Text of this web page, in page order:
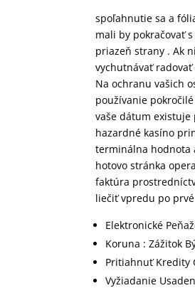
spoľahnutie sa a
mali by pokračovať
priazeň strany . Ak
vychutnávať
Na ochranu vašich
používanie
vaše dátum
hazardné kasíno
terminálna hodnota
hotovo stránka
faktúra
liečiť vpredu po
Elektronické
Koruna : Zážitok
Pritiahnuť Kredity
Vyžiadanie